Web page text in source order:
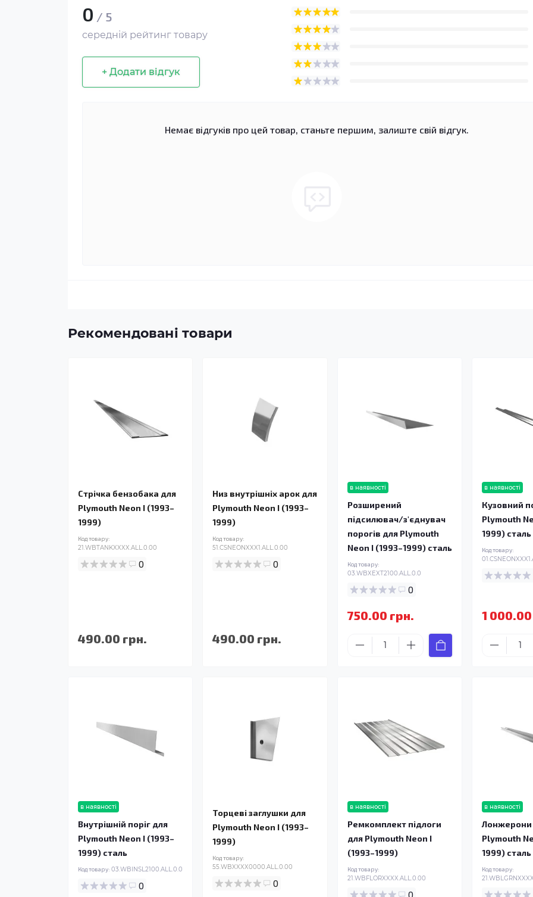
0 / 5
середній рейтинг товару
+ Додати відгук
Немає відгуків про цей товар, станьте першим, залиште свій відгук.
Рекомендовані товари
Стрічка бензобака для
Plymouth Neon I (1993–
1999)
Код товару:
21.WBTANKXXXX.ALL.0.00
0
490.00 грн.
Низ внутрішніх арок для
Plymouth Neon I (1993–
1999)
Код товару:
51.CSNEONXXX1.ALL.0.00
0
490.00 грн.
в наявності
Розширений
підсилювач/з'єднувач
порогів для Plymouth
Neon I (1993–1999) сталь
Код товару:
03.WBXEXT2100.ALL.0.0
0
750.00 грн.
в наявності
Кузовний
Plymouth
1999) сталь
Код товару:
1
в наявності
Внутрішній поріг для
Plymouth Neon I (1993–
1999) сталь
Код товару: 03.WBINSL2100.ALL.0.0
0
Торцеві заглушки для
Plymouth Neon I (1993–
1999)
Код товару:
55.WBXXXX0000.ALL.0.00
0
в наявності
Ремкомплект підлоги
для Plymouth Neon I
(1993–1999)
Код товару:
21.WBFLORXXXX.ALL.0.00
0
в наявності
Лонжерони
Plymouth
1999) сталь
Код товару: